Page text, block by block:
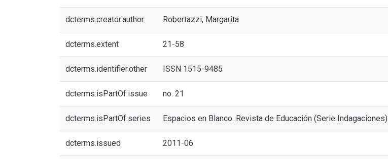
dcterms.creator.author Robertazzi, Margarita
dcterms.extent 21-58
dcterms.identifier.other ISSN 1515-9485
dcterms.isPartOf.issue no. 21
dcterms.isPartOf.series Espacios en Blanco. Revista de Educación (Serie Indagaciones)
dcterms.issued 2011-06